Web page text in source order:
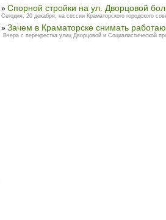
» Спорной стройки на ул. Дворцовой
Сегодня, 20 декабря, на сессии Краматорского городского
» Зачем в Краматорске снимать
Вчера с перекрестка улиц Дворцовой и Социалистической